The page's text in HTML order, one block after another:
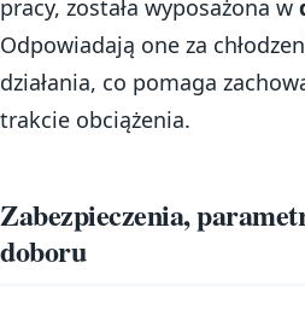
pracy, została wyposażona w
Odpowiadają one za
działania, co pomaga
trakcie obciążenia.
Zabezpieczenia,
doboru